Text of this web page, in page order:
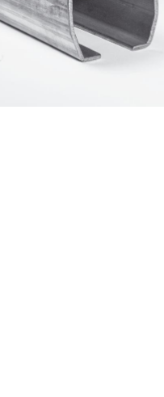
arba "ESC", kad išjungtumėte